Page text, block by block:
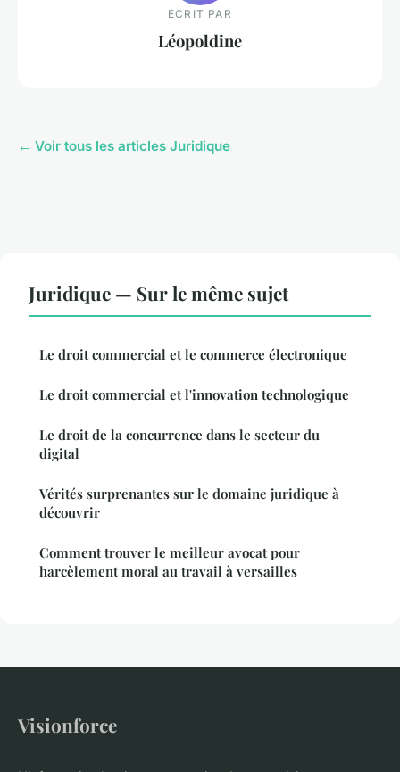
ECRIT PAR
Léopoldine
← Voir tous les articles Juridique
Juridique — Sur le même sujet
Le droit commercial et le commerce électronique
Le droit commercial et l'innovation technologique
Le droit de la concurrence dans le secteur du
digital
Vérités surprenantes sur le domaine juridique à
découvrir
Comment trouver le meilleur avocat pour
harcèlement moral au travail à versailles
Visionforce